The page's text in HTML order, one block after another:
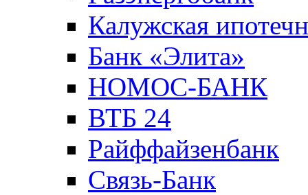
Калужская
Банк «Элита»
НОМОС-БАНК
ВТБ 24
Райффайзенбанк
Связь-Банк